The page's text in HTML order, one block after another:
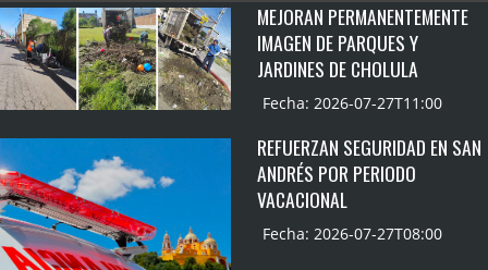
MEJORAN PERMANENTEMENTE
IMAGEN DE PARQUES Y
JARDINES DE CHOLULA
Fecha: 2026-07-27T11:00
REFUERZAN SEGURIDAD EN SAN
ANDRÉS POR PERIODO
VACACIONAL
Fecha: 2026-07-27T08:00